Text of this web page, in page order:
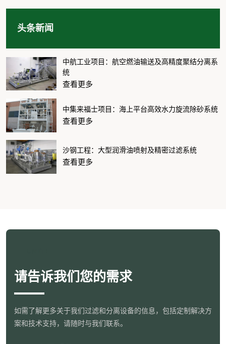
头条新闻
中航工业项目：航空燃油输送及高精度聚结分离系
统
查看更多
中集来福士项目：海上平台高效水力旋流除砂系统
查看更多
沙钢工程：大型润滑油喷射及精密过滤系统
查看更多
请告诉我们您的需求
如需了解更多关于我们过滤和分离设备的信息，包括定制解决方
案和技术支持，请随时与我们联系。